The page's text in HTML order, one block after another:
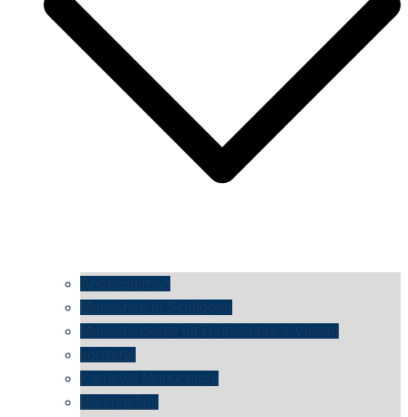
Angekommen
Menschen in Schildgen
Menschenkette für Demokratie & Vielfalt
konzerte
Karneval Monochrom
Baumgefühl